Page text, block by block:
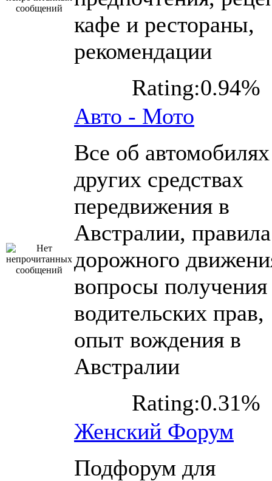
кафе и рестораны,
рекомендации
Rating:0.94%
Авто - Мото
Все об
других средствах
передвижения в
Австралии, правила
дорожного
вопросы получения
водительских прав,
опыт вождения в
Австралии
Rating:0.31%
Женский Форум
Подфорум для